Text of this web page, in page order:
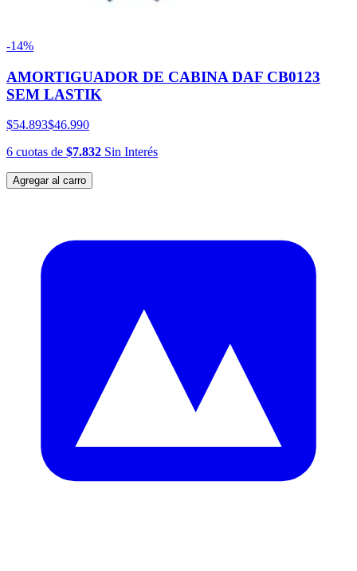
-14%
AMORTIGUADOR DE CABINA DAF CB0123
SEM LASTIK
$54.893$46.990
6 cuotas de $7.832 Sin Interés
Agregar al carro